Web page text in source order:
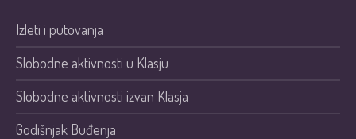
Izleti i putovanja
Slobodne aktivnosti u Klasju
Slobodne aktivnosti izvan Klasja
Godišnjak Buđenja